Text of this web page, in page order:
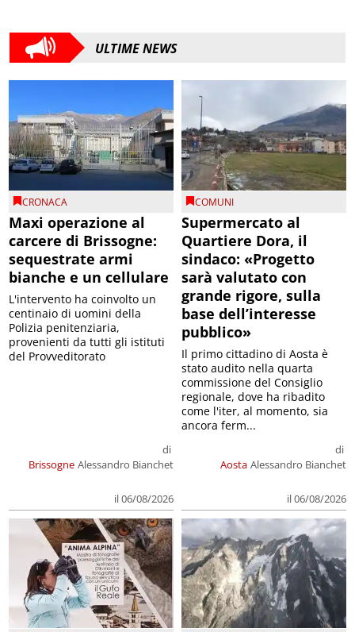
ULTIME NEWS
CRONACA
Maxi operazione al
carcere di Brissogne:
sequestrate armi
bianche e un cellulare
Brissogne
di
Alessandro Bianchet
il 06/08/2026
L'intervento ha coinvolto un
centinaio di uomini della
Polizia penitenziaria,
provenienti da tutti gli istituti
del Provveditorato
COMUNI
Supermercato al
Quartiere Dora, il
sindaco: «Progetto
sarà valutato con
grande rigore, sulla
base dell’interesse
pubblico»
Aosta
di
Alessandro Bianchet
il 06/08/2026
Il primo cittadino di Aosta è
stato audito nella quarta
commissione del Consiglio
regionale, dove ha ribadito
come l'iter, al momento, sia
ancora ferm...